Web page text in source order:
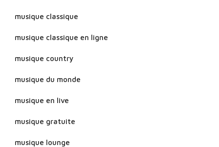
musique classique
musique classique en ligne
musique country
musique du monde
musique en live
musique gratuite
musique lounge